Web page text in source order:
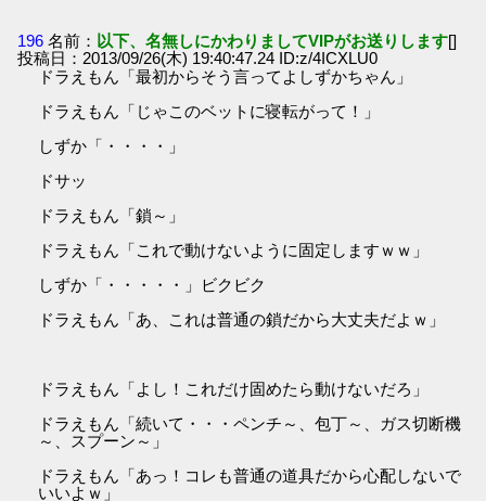
196 名前： 以下、名無しにかわりましてVIPがお送りします[]
投稿日：2013/09/26(木) 19:40:47.24 ID:z/4ICXLU0
ドラえもん「最初からそう言ってよしずかちゃん」
ドラえもん「じゃこのベットに寝転がって！」
しずか「・・・・」
ドサッ
ドラえもん「鎖～」
ドラえもん「これで動けないように固定しますｗｗ」
しずか「・・・・・」ビクビク
ドラえもん「あ、これは普通の鎖だから大丈夫だよｗ」
ドラえもん「よし！これだけ固めたら動けないだろ」
ドラえもん「続いて・・・ペンチ～、包丁～、ガス切断機
～、スプーン～」
ドラえもん「あっ！コレも普通の道具だから心配しないで
いいよｗ」